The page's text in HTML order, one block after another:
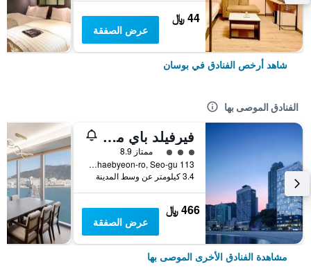
44 ﷼
عرض الصفقة
شاهد أرخص الفنادق في بوسان
الفنادق الموصى بها
فيرفيلد باي ماريوت بوسان سونجدو بيتش
تقييم فئة 3ممتاز 8.9
113 Songdohaebyeon-ro, Seo-gu, بوسان, كوريا الجنوبية
3.4 كيلومتر عن وسط المدينة
466 ﷼
عرض الصفقة
مشاهدة الفنادق الأخرى الموصى بها